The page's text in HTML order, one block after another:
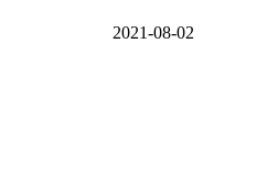
2021-08-02